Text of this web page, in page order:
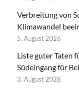
Verbreitung von
Klimawandel
5. August 2026
Liste guter Taten
Südeingang für
3. August 2026